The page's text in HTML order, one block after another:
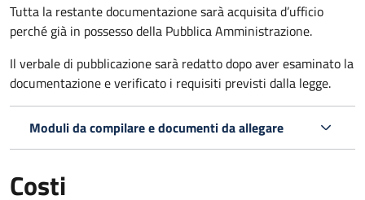
Tutta la restante documentazione sarà acquisita d’ufficio
perché già in possesso della Pubblica Amministrazione.
Il verbale di pubblicazione sarà redatto dopo aver esaminato la
documentazione e verificato i requisiti previsti dalla legge.
Moduli da compilare e documenti da allegare
Costi